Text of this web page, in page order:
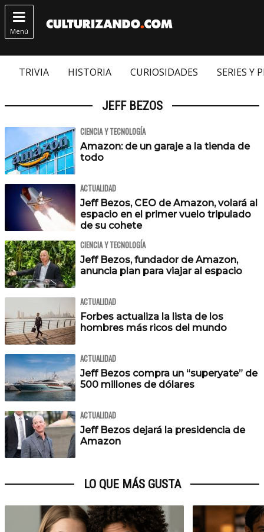

Menú
TRIVIA HISTORIA CURIOSIDADES SERIES Y
JEFF BEZOS
CIENCIA Y TECNOLOGÍA
Amazon: de un garaje a la tienda de
todo
ACTUALIDAD
Jeff Bezos, CEO de Amazon, volará al
espacio en el primer vuelo tripulado
de su cohete
CIENCIA Y TECNOLOGÍA
Jeff Bezos, fundador de Amazon,
anuncia plan para viajar al espacio
ACTUALIDAD
Forbes actualiza la lista de los
hombres más ricos del mundo
ACTUALIDAD
Jeff Bezos compra un “superyate” de
500 millones de dólares
ACTUALIDAD
Jeff Bezos dejará la presidencia de
Amazon
LO QUE MÁS GUSTA